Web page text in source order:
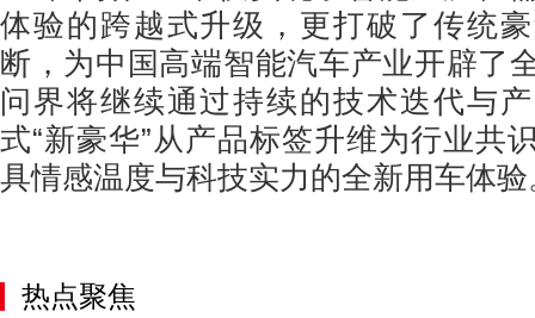
体验的跨越式升级，更打破了传统
断，为中国高端智能汽车产业开辟了
问界将继续通过持续的技术迭代与
式“新豪华”从产品标签升维为行业共
具情感温度与科技实力的全新用车体验
热点聚焦